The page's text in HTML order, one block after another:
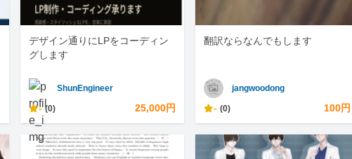
デザイン通りにLPをコーディン
グします
ShunEngineer
- (0) 25,000円
翻訳ならなんでもします
jangwoodong
- (0) 100円